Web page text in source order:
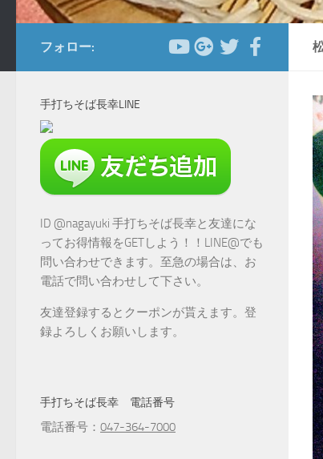
フォロー:
手打ちそば長幸LINE
ID @nagayuki 手打ちそば長幸と友達にな
ってお得情報をGETしよう！！LINE@でも
問い合わせできます。至急の場合は、お
電話で問い合わせして下さい。
友達登録するとクーポンが貰えます。登
録よろしくお願いします。
手打ちそば長幸 電話番号
電話番号： 047-364-7000